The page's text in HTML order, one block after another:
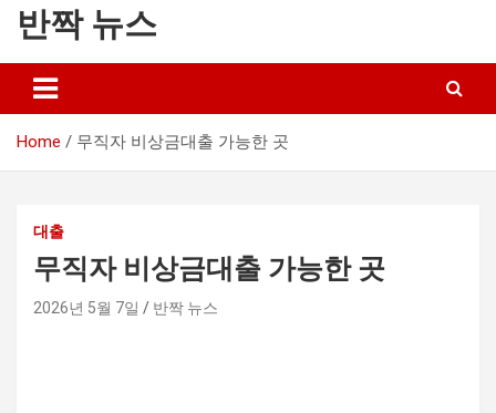
반짝 뉴스
Home 무직자 비상금대출 가능한 곳
대출
무직자 비상금대출 가능한 곳
2026년 5월 7일 반짝 뉴스